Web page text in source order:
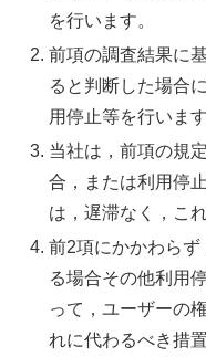
を行います。
前項の調査結果に
ると判断した場合
用停止等を行います
当社は，前項の規
合，または利用停
は，遅滞なく，こ
前2項にかかわら
る場合その他利用
って，ユーザーの
れに代わるべき措